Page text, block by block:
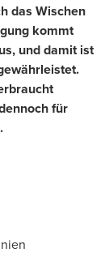
das Wischen
kommt
und damit ist
für